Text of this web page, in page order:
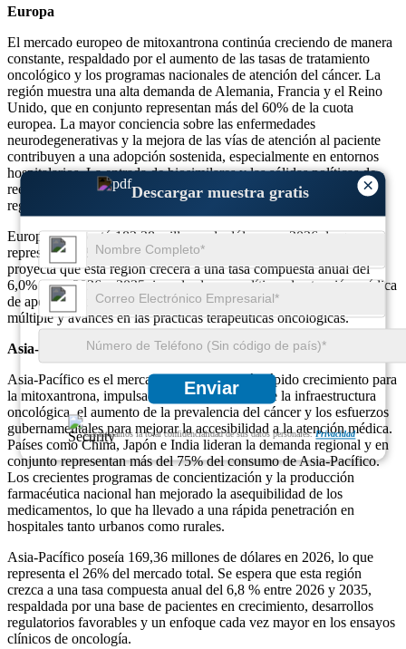
×
Descargar muestra gratis
Enviar
Garantizamos la total confidencialidad de sus datos personales.Privacidad
Europa
El mercado europeo de mitoxantrona continúa creciendo de manera
constante, respaldado por el aumento de las tasas de tratamiento
oncológico y los programas nacionales de atención del cáncer. La
región muestra una alta demanda de Alemania, Francia y el Reino
Unido, que en conjunto representan más del 60% de la cuota
europea. La mayor conciencia sobre las enfermedades
neurodegenerativas y la mejora de las vías de atención al paciente
contribuyen a una adopción sostenida, especialmente en entornos
hospitalarios. La entrada de biosimilares y las sólidas políticas de
reembolso del gobierno también fortalecen las perspectivas
regionales.
Europa representó 182,38 millones de dólares en 2026, lo que
representa el 28% del mercado mundial de mitoxantrona. Se
proyecta que esta región crecerá a una tasa compuesta anual del
6,0% entre 2026 y 2035, impulsada por políticas de atención médica
de apoyo, la creciente demanda de tratamientos para la esclerosis
múltiple y avances en las prácticas terapéuticas oncológicas.
Asia-Pacífico
Asia-Pacífico es el mercado regional de más rápido crecimiento para
la mitoxantrona, impulsado por la expansión de la infraestructura
oncológica, el aumento de la prevalencia del cáncer y los esfuerzos
gubernamentales para mejorar la accesibilidad a la atención médica.
Países como China, Japón e India lideran la demanda regional y en
conjunto representan más del 75% del consumo de Asia-Pacífico.
Los crecientes programas de concientización y la producción
farmacéutica nacional han mejorado la asequibilidad de los
medicamentos, lo que ha llevado a una rápida penetración en
hospitales tanto urbanos como rurales.
Asia-Pacífico poseía 169,36 millones de dólares en 2026, lo que
representa el 26% del mercado total. Se espera que esta región
crezca a una tasa compuesta anual del 6,8 % entre 2026 y 2035,
respaldada por una base de pacientes en crecimiento, desarrollos
regulatorios favorables y un enfoque cada vez mayor en los ensayos
clínicos de oncología.